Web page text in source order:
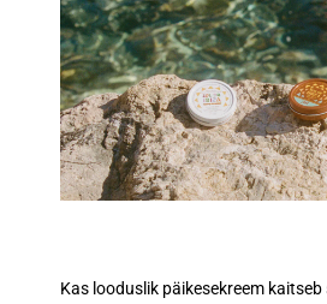
Kas looduslik päikesekreem